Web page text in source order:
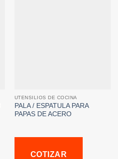
UTENSILIOS DE COCINA
PALA / ESPATULA PARA
PAPAS DE ACERO
COTIZAR